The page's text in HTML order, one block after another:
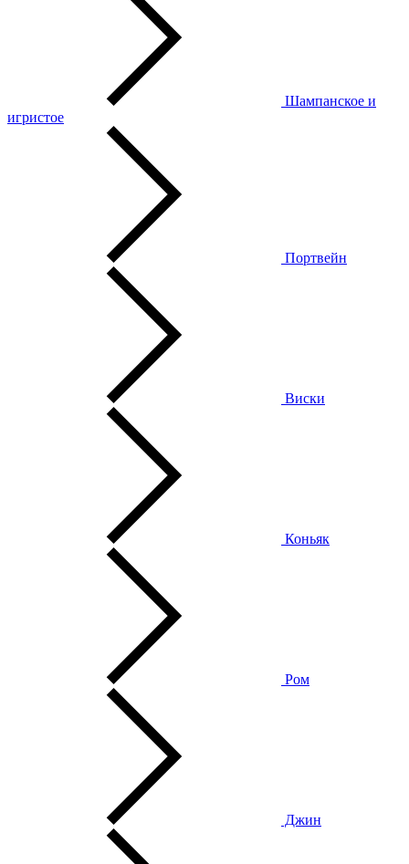
Шампанское и
игристое
Портвейн
Виски
Коньяк
Ром
Джин